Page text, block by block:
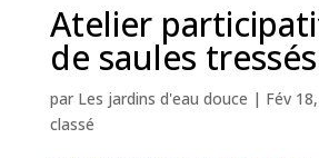
Atelier
de saules tressés
par Les jardins d'eau douce | Fév
classé